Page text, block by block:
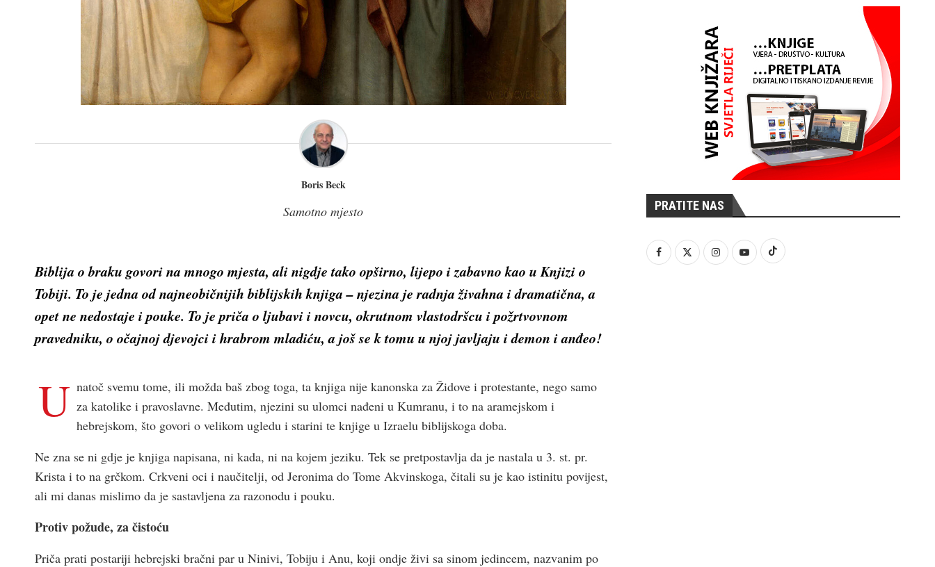
Boris Beck
Samotno mjesto
Biblija o braku govori na mnogo mjesta, ali nigdje tako opširno, lijepo i zabavno kao u Knjizi o
Tobiji. To je jedna od najneobičnijih biblijskih knjiga – njezina je radnja živahna i dramatična, a
opet ne nedostaje i pouke. To je priča o ljubavi i novcu, okrutnom vlastodršcu i požrtvovnom
pravedniku, o očajnoj djevojci i hrabrom mladiću, a još se k tomu u njoj javljaju i demon i anđeo!
U natoč svemu tome, ili možda baš zbog toga, ta knjiga nije kanonska za Židove i protestante, nego samo
za katolike i pravoslavne. Međutim, njezini su ulomci nađeni u Kumranu, i to na aramejskom i
hebrejskom, što govori o velikom ugledu i starini te knjige u Izraelu biblijskoga doba.
Ne zna se ni gdje je knjiga napisana, ni kada, ni na kojem jeziku. Tek se pretpostavlja da je nastala u 3. st. pr.
Krista i to na grčkom. Crkveni oci i naučitelji, od Jeronima do Tome Akvinskoga, čitali su je kao istinitu povijest,
ali mi danas mislimo da je sastavljena za razonodu i pouku.
Protiv požude, za čistoću
Priča prati postariji hebrejski bračni par u Ninivi, Tobiju i Anu, koji ondje živi sa sinom jedincem, nazvanim po
PRATITE NAS